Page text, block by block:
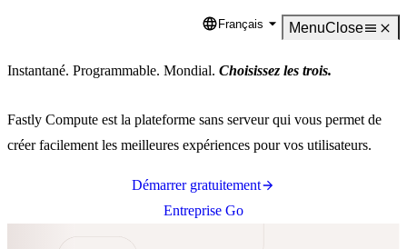
Language
Français MenuClose
Instantané. Programmable. Mondial. Choisissez les trois.
Fastly Compute est la plateforme sans serveur qui vous permet de
créer facilement les meilleures expériences pour vos utilisateurs.
Démarrer gratuitement
Entreprise Go